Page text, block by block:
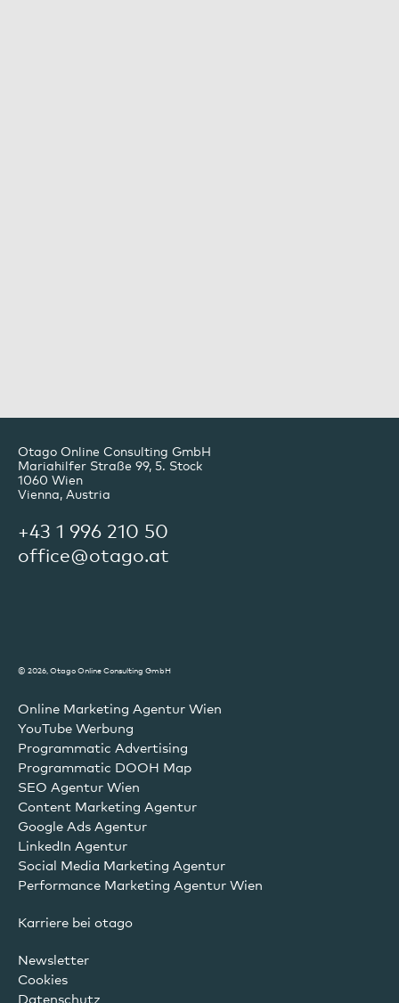
Otago Online Consulting GmbH
Mariahilfer Straße 99, 5. Stock
1060 Wien
Vienna, Austria
+43 1 996 210 50
office@otago.at
© 2026, Otago Online Consulting GmbH
Online Marketing Agentur Wien
YouTube Werbung
Programmatic Advertising
Programmatic DOOH Map
SEO Agentur Wien
Content Marketing Agentur
Google Ads Agentur
LinkedIn Agentur
Social Media Marketing Agentur
Performance Marketing Agentur Wien
Karriere bei otago
Newsletter
Cookies
Datenschutz